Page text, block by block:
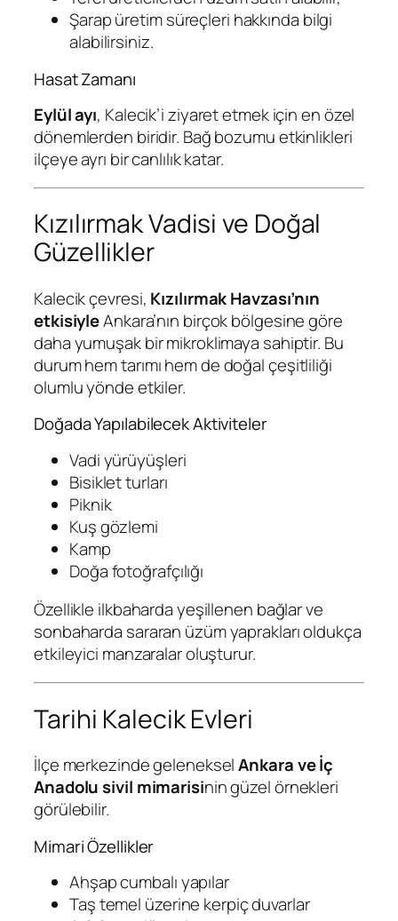
Şarap üretim süreçleri hakkında bilgi
alabilirsiniz.
Hasat Zamanı
Eylül ayı, Kalecik’i ziyaret etmek için en özel
dönemlerden biridir. Bağ bozumu etkinlikleri
ilçeye ayrı bir canlılık katar.
Kızılırmak Vadisi ve Doğal
Güzellikler
Kalecik çevresi, Kızılırmak Havzası’nın
etkisiyleAnkara’nın birçok bölgesine göre
daha yumuşak bir mikroklimaya sahiptir. Bu
durum hem tarımı hem de doğal çeşitliliği
olumlu yönde etkiler.
Doğada Yapılabilecek Aktiviteler
Vadi yürüyüşleri
Bisiklet turları
Piknik
Kuş gözlemi
Kamp
Doğa fotoğrafçılığı
Özellikle ilkbaharda yeşillenen bağlar ve
sonbaharda sararan üzüm yaprakları oldukça
etkileyici manzaralar oluşturur.
Tarihi Kalecik Evleri
İlçe merkezinde gelenekselAnkara ve İç
Anadolu sivil mimarisinin güzel örnekleri
görülebilir.
Mimari Özellikler
Ahşap cumbalı yapılar
Taş temel üzerine kerpiç duvarlar